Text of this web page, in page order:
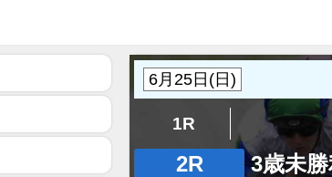
1R
2R 3歳未